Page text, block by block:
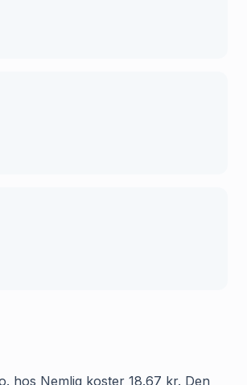
hos Nemlig koster 18.67 kr. Den